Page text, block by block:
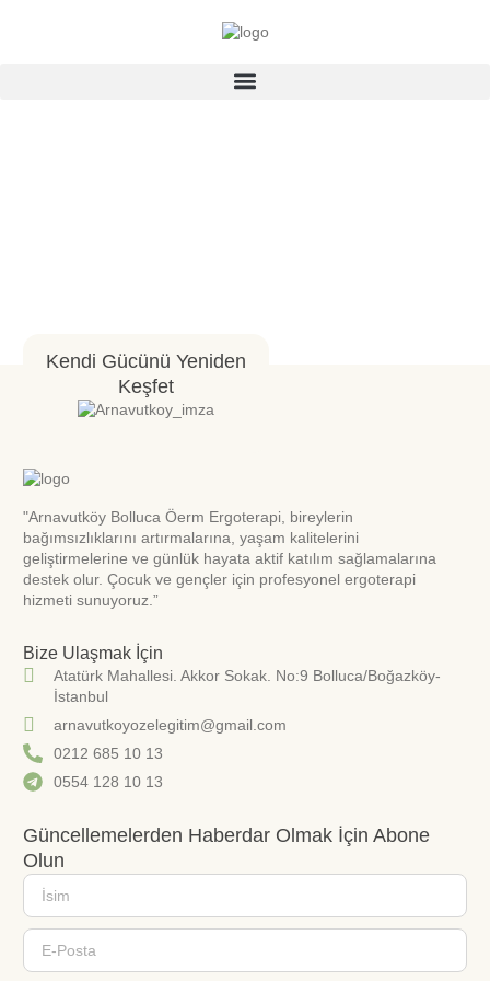
Kendi Gücünü Yeniden
Keşfet
"Arnavutköy Bolluca Öerm Ergoterapi, bireylerin
bağımsızlıklarını artırmalarına, yaşam kalitelerini
geliştirmelerine ve günlük hayata aktif katılım sağlamalarına
destek olur. Çocuk ve gençler için profesyonel ergoterapi
hizmeti sunuyoruz.”
Bize Ulaşmak İçin
Atatürk Mahallesi. Akkor Sokak. No:9 Bolluca/Boğazköy-
İstanbul
arnavutkoyozelegitim@gmail.com
0212 685 10 13
0554 128 10 13
Güncellemelerden Haberdar Olmak İçin Abone
Olun